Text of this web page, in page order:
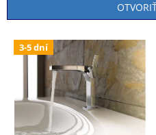
i
V 3-5 dní